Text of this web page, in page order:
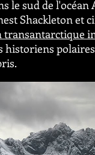
le sud de
Shackleton et
historiens